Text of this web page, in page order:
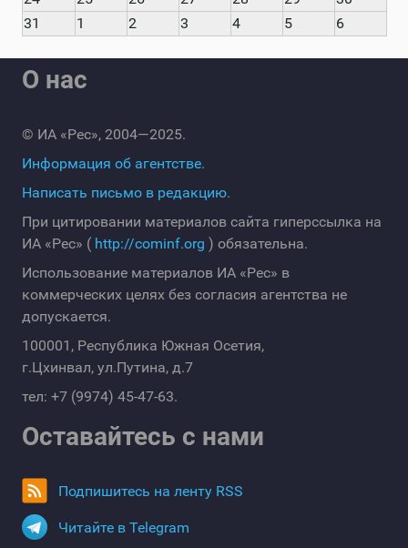
31
1 2 3 4 5 6
О нас
© ИА «Рес», 2004—2025.
Информация об агентстве.
Написать письмо в редакцию.
При цитировании материалов сайта гиперссылка на
ИА «Рес» ( http://cominf.org ) обязательна.
Использование материалов ИА «Рес» в
коммерческих целях без согласия агентства не
допускается.
100001, Республика Южная Осетия,
г.Цхинвал, ул.Путина, д.7
тел: +7 (9974) 45-47-63.
Оставайтесь с нами
Подпишитесь на ленту RSS
Читайте в Telegram